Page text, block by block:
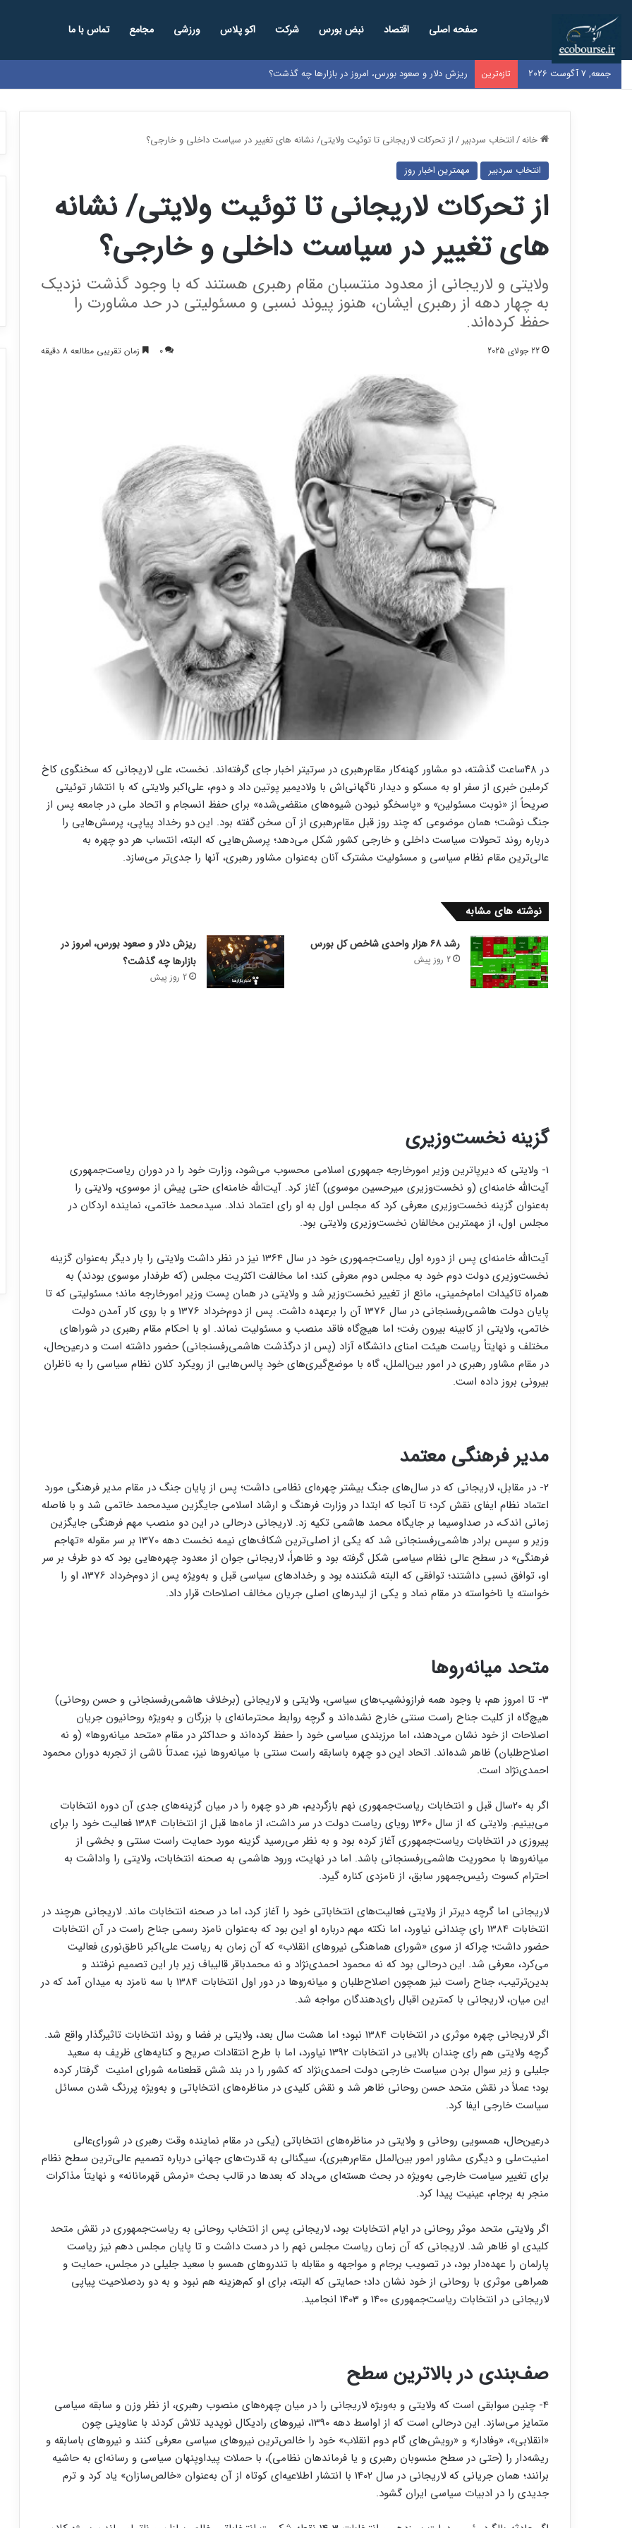
صفحه اصلی اقتصاد نبض بورس شرکت اکو پلاس ورزشی مجامع تماس با ما
جمعه, 7 آگوست 2026 تازه‌ترین ریزش دلار و صعود بورس، امروز در بازارها چه گذشت؟
خانه/انتخاب سردبیر /از تحرکات لاریجانی تا توئیت ولایتی/ نشانه های تغییر در سیاست داخلی و خارجی؟
انتخاب سردبیر مهمترین اخبار روز
از تحرکات لاریجانی تا توئیت ولایتی/ نشانه
های تغییر در سیاست داخلی و خارجی؟
ولایتی و لاریجانی از معدود منتسبان مقام رهبری هستند که با وجود گذشت نزدیک
به چهار دهه از رهبری ایشان، هنوز پیوند نسبی و مسئولیتی در حد مشاورت را
حفظ کرده‌اند.
22 جولای 2025 0 زمان تقریبی مطالعه 8 دقیقه
در ۴۸ساعت گذشته، دو مشاور کهنه‌کار مقام‌رهبری در سرتیتر اخبار جای گرفته‌اند. نخست، علی لاریجانی که سخنگوی کاخ
کرملین خبری از سفر او به مسکو و دیدار ناگهانی‌اش با ولادیمیر پوتین داد و دوم، علی‌اکبر ولایتی که با انتشار توئیتی
صریحاً از «نوبت مسئولین» و «پاسخگو نبودن شیوه‌های منقضی‌شده» برای حفظ انسجام و اتحاد ملی در جامعه پس از
جنگ نوشت؛ همان موضوعی که چند روز قبل مقام‌رهبری از آن سخن گفته بود. این دو رخداد پیاپی، پرسش‌هایی را
درباره روند تحولات سیاست داخلی و خارجی کشور شکل می‌دهد؛ پرسش‌هایی که البته، انتساب هر دو چهره به
عالی‌ترین مقام نظام سیاسی و مسئولیت مشترک آنان به‌عنوان مشاور رهبری، آنها را جدی‌تر می‌سازد.
نوشته های مشابه
رشد ۶۸ هزار واحدی شاخص کل بورس
2 روز پیش
ریزش دلار و صعود بورس، امروز در
بازارها چه گذشت؟
2 روز پیش
گزینه نخست‌وزیری
1- ولایتی که دیرپاترین وزیر امورخارجه جمهوری اسلامی محسوب می‌شود، وزارت خود را در دوران ریاست‌جمهوری
آیت‌الله خامنه‌ای (و نخست‌وزیری میرحسین موسوی) آغاز کرد. آیت‌الله خامنه‌ای حتی پیش از موسوی، ولایتی را
به‌عنوان گزینه نخست‌وزیری معرفی کرد که مجلس اول به او رای اعتماد نداد. سیدمحمد خاتمی، نماینده اردکان در
مجلس اول، از مهمترین مخالفان نخست‌وزیری ولایتی بود.
آیت‌الله خامنه‌ای پس از دوره اول ریاست‌جمهوری خود در سال 1364 نیز در نظر داشت ولایتی را بار دیگر به‌عنوان گزینه
نخست‌وزیری دولت دوم خود به مجلس دوم معرفی کند؛ اما مخالفت اکثریت مجلس (که طرفدار موسوی بودند) به
همراه تاکیدات امام‌خمینی، مانع از تغییر نخست‌وزیر شد و ولایتی در همان پست وزیر امورخارجه ماند؛ مسئولیتی که تا
پایان دولت هاشمی‌رفسنجانی در سال 1376 آن را برعهده داشت. پس از دوم‌خرداد 1376 و با روی کار آمدن دولت‌
خاتمی، ولایتی از کابینه بیرون رفت؛ اما هیچ‌گاه فاقد منصب و مسئولیت نماند. او با احکام مقام رهبری در شوراهای
مختلف و نهایتاً ریاست هیئت امنای دانشگاه آزاد (پس از درگذشت هاشمی‌رفسنجانی) حضور داشته است و درعین‌حال،
در مقام مشاور رهبری در امور بین‌الملل، گاه با موضع‌گیری‌های خود پالس‌هایی از رویکرد کلان نظام سیاسی را به ناظران
بیرونی بروز داده است.
مدیر فرهنگی معتمد
2- در مقابل، لاریجانی که در سال‌های جنگ بیشتر چهره‌ای نظامی داشت؛ پس از پایان جنگ در مقام مدیر فرهنگی مورد
اعتماد نظام ایفای نقش کرد؛ تا آنجا که ابتدا در وزارت فرهنگ و ارشاد اسلامی جایگزین سیدمحمد خاتمی شد و با فاصله
زمانی اندک، در صداوسیما بر جایگاه محمد هاشمی تکیه زد. لاریجانی درحالی در این دو منصب مهم فرهنگی جایگزین
وزیر و سپس برادر هاشمی‌رفسنجانی شد که یکی از اصلی‌ترین شکاف‌های نیمه نخست دهه 1370 بر سر مقوله «تهاجم
فرهنگی» در سطح عالی نظام سیاسی شکل گرفته بود و ظاهراً، لاریجانی جوان از معدود چهره‌هایی بود که دو طرف بر سر
او، توافق نسبی داشتند؛ توافقی که البته شکننده بود و رخدادهای سیاسی قبل و به‌ویژه پس از دوم‌خرداد 1376، او را
خواسته یا ناخواسته در مقام نماد و یکی از لیدرهای اصلی جریان مخالف اصلاحات قرار داد.
متحد میانه‌روها
3- تا امروز هم، با وجود همه فرازونشیب‌های سیاسی، ولایتی و لاریجانی (برخلاف هاشمی‌رفسنجانی و حسن روحانی)
هیچ‌گاه از کلیت جناح راست سنتی خارج نشده‌اند و گرچه روابط محترمانه‌ای با بزرگان و به‌ویژه روحانیون جریان
اصلاحات از خود نشان می‌دهند، اما مرزبندی سیاسی خود را حفظ کرده‌اند و حداکثر در مقام «متحد میانه‌روها» (و نه
اصلاح‌طلبان) ظاهر شده‌اند. اتحاد این دو چهره باسابقه راست سنتی با میانه‌روها نیز، عمدتاً ناشی از تجربه دوران محمود
احمدی‌نژاد است.
اگر به 20سال قبل و انتخابات ریاست‌جمهوری نهم بازگردیم، هر دو چهره را در میان گزینه‌های جدی آن دوره انتخابات
می‌بینیم. ولایتی که از سال 1360 رویای ریاست دولت در سر داشت، از ماه‌ها قبل از انتخابات 1384 فعالیت خود را برای
پیروزی در انتخابات ریاست‌جمهوری آغاز کرده بود و به نظر می‌رسید گزینه مورد حمایت راست سنتی و بخشی از
میانه‌روها با محوریت هاشمی‌رفسنجانی باشد. اما در نهایت، ورود هاشمی به صحنه انتخابات، ولایتی را واداشت به
احترام کسوت رئیس‌جمهور سابق، از نامزدی کناره گیرد.
لاریجانی اما گرچه دیرتر از ولایتی فعالیت‌های انتخاباتی خود را آغاز کرد، اما در صحنه انتخابات ماند. لاریجانی هرچند در
انتخابات 1384 رای چندانی نیاورد، اما نکته مهم درباره او این بود که به‌عنوان نامزد رسمی جناح راست در آن انتخابات
حضور داشت؛ چراکه از سوی «شورای هماهنگی نیروهای انقلاب» که آن زمان به ریاست علی‌اکبر ناطق‌نوری فعالیت
می‌کرد، معرفی شد. این درحالی بود که نه محمود احمدی‌نژاد و نه محمدباقر قالیباف زیر بار این تصمیم نرفتند و
بدین‌ترتیب، جناح راست نیز همچون اصلاح‌طلبان و میانه‌روها در دور اول انتخابات 1384 با سه نامزد به میدان آمد که در
این میان، لاریجانی با کمترین اقبال رای‌دهندگان مواجه شد.
اگر لاریجانی چهره موثری در انتخابات 1384 نبود؛ اما هشت سال بعد، ولایتی بر فضا و روند انتخابات تاثیرگذار واقع شد.
گرچه ولایتی هم رای چندان بالایی در انتخابات 1392 نیاورد، اما با طرح انتقادات صریح و کنایه‌های ظریف به سعید
جلیلی و زیر سوال بردن سیاست خارجی دولت احمدی‌نژاد که کشور را در بند شش قطعنامه شورای امنیت گرفتار کرده
بود؛ عملاً در نقش متحد حسن روحانی ظاهر شد و نقش کلیدی در مناظره‌های انتخاباتی و به‌ویژه پررنگ شدن مسائل
سیاست خارجی ایفا کرد.
درعین‌حال، همسویی روحانی و ولایتی در مناظره‌های انتخاباتی (یکی در مقام نماینده وقت رهبری در شورای‌عالی
امنیت‌ملی و دیگری مشاور امور بین‌الملل مقام‌رهبری)، سیگنالی به قدرت‌های جهانی درباره تصمیم عالی‌ترین سطح نظام
برای تغییر سیاست خارجی به‌ویژه در بحث هسته‌ای می‌داد که بعدها در قالب بحث «نرمش قهرمانانه» و نهایتاً مذاکرات
منجر به برجام، عینیت پیدا کرد.
اگر ولایتی متحد موثر روحانی در ایام انتخابات بود، لاریجانی پس از انتخاب روحانی به ریاست‌جمهوری در نقش متحد
کلیدی او ظاهر شد. لاریجانی که آن زمان ریاست مجلس نهم را در دست داشت و تا پایان مجلس دهم نیز ریاست
پارلمان را عهده‌دار بود، در تصویب برجام و مواجهه و مقابله با تندروهای همسو با سعید جلیلی در مجلس، حمایت و
همراهی موثری با روحانی از خود نشان داد؛ حمایتی که البته، برای او کم‌هزینه هم نبود و به دو ردصلاحیت پیاپی
لاریجانی در انتخابات ریاست‌جمهوری 1400 و 1403 انجامید.
صف‌بندی در بالاترین سطح
4- چنین سوابقی است که ولایتی و به‌ویژه لاریجانی را در میان چهره‌های منصوب رهبری، از نظر وزن و سابقه سیاسی
متمایز می‌سازد. این درحالی است که از اواسط دهه 1390، نیروهای رادیکال نوپدید تلاش کردند با عناوینی چون
«انقلابی»، «وفادار» و «رویش‌های گام دوم انقلاب» خود را خالص‌ترین نیروهای سیاسی معرفی کنند و نیروهای باسابقه و
ریشه‌دار را (حتی در سطح منسوبان رهبری و یا فرماندهان نظامی)، با حملات پیداوپنهان سیاسی و رسانه‌ای به حاشیه
برانند؛ همان جریانی که لاریجانی در سال 1402 با انتشار اطلاعیه‌ای کوتاه از آن به‌عنوان «خالص‌سازان» یاد کرد و ترم
جدیدی را در ادبیات سیاسی ایران گشود.